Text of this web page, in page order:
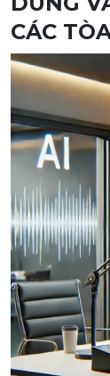
CÁC